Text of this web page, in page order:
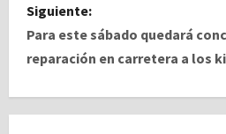
g
a
c
Siguiente:
Para este sábado quedará
reparación en carretera a los